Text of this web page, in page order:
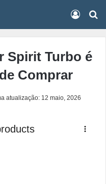
Spirit Turbo é
Comprar
atualização: 12 maio, 2026